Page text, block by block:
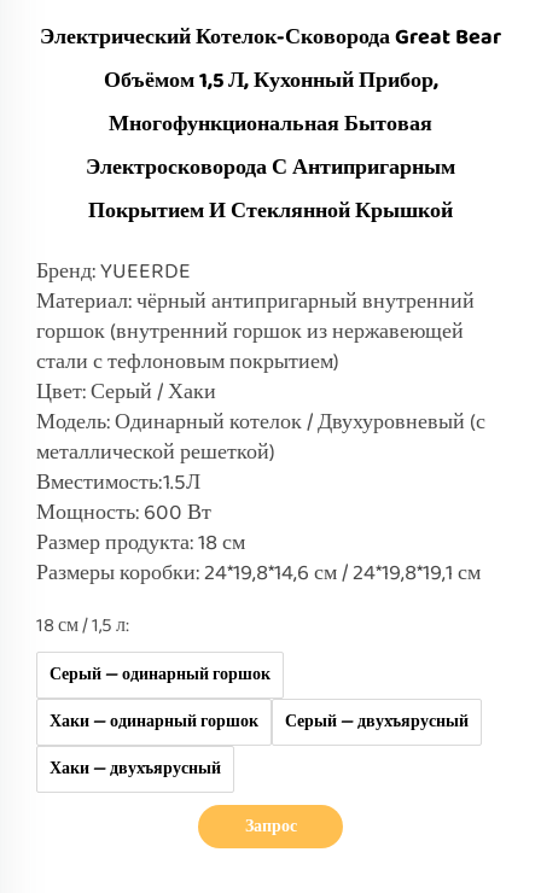
Электрический Котелок-Сковорода Great Bear
Объёмом 1,5 Л, Кухонный Прибор,
Многофункциональная Бытовая
Электросковорода С Антипригарным
Покрытием И Стеклянной Крышкой
Бренд: YUEERDE
Материал: чёрный антипригарный внутренний
горшок (внутренний горшок из нержавеющей
стали с тефлоновым покрытием)
Цвет: Серый / Хаки
Модель: Одинарный котелок / Двухуровневый (с
металлической решеткой)
Вместимость:1.5Л
Мощность: 600 Вт
Размер продукта: 18 см
Размеры коробки: 24*19,8*14,6 см / 24*19,8*19,1 см
18 см / 1,5 л:
Серый — одинарный горшок
Хаки — одинарный горшок
Серый — двухъярусный
Хаки — двухъярусный
Запрос